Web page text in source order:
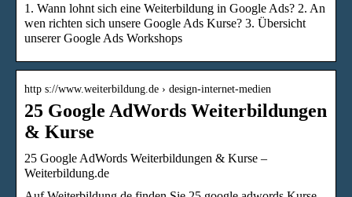
1. Wann lohnt sich eine Weiterbildung in Google Ads? 2. An
wen richten sich unsere Google Ads Kurse? 3. Übersicht
unserer Google Ads Workshops
http s://www.weiterbildung.de › design-internet-medien
25 Google AdWords Weiterbildungen
& Kurse
25 Google AdWords Weiterbildungen & Kurse –
Weiterbildung.de